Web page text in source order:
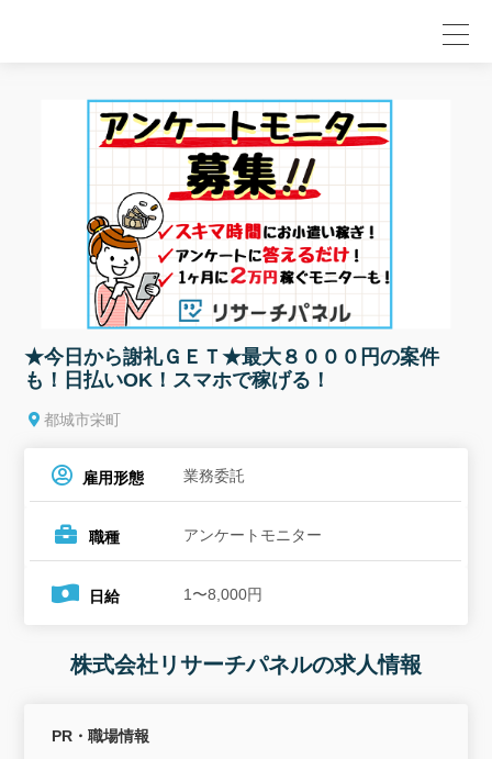
★今日から謝礼ＧＥＴ★最大８０００円の案件
も！日払いOK！スマホで稼げる！
都城市栄町
雇用形態 業務委託
職種 アンケートモニター
日給 1〜8,000円
株式会社リサーチパネルの求人情報
PR・職場情報